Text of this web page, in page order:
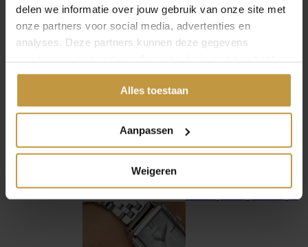
delen we informatie over jouw gebruik van onze site met
onze partners voor social media, advertenties en
analyses. Deze partners kunnen deze gegevens
gedeeld of die ze hebben verzameld via jouw gebruik van
Alles toestaan
Aanpassen
Weigeren
Swiss Military Hanowa